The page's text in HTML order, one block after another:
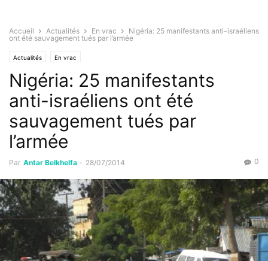
Accueil Actualités En vrac
Nigéria: 25 manifestants anti-israéliens
ont été sauvagement tués par l’armée
Actualités En vrac
Nigéria: 25 manifestants
anti-israéliens ont été
sauvagement tués par
l’armée
Par Antar Belkhelfa - 28/07/2014 0